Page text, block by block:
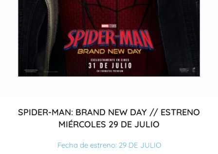
SPIDER-MAN: BRAND NEW DAY // ESTRENO
MIÉRCOLES 29 DE JULIO
Fecha de estreno: 29 DE JULIO